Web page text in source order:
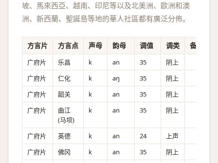
坡、馬來西亞、越南、印尼等以及北美洲、歐洲和澳
洲、新西蘭、聖誕島等地的華人社區都有廣泛分佈。
方言片 方言点 声母 韵母 调值 调类 备注
广府片 乐昌 k an 35
阴上
广府片
仁化 k aŋ 35
阴上
广府片
韶关 k an 35
阴上
广府片
曲江
(马坝)
k an 35 阴上
广府片 英德 k an 24
上声
广府片
佛冈 k an 35
阴上